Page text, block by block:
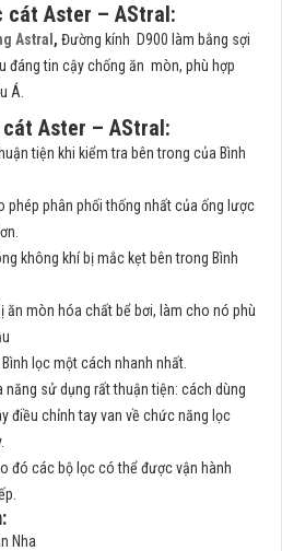
cát Aster – AStral:
Astral , Đường kính D900 làm bằng sợi
đáng tin cậy chống ăn mòn, phù hợp
Á.
Aster – AStral:
tiện khi kiểm tra bên trong của Bình
phép phân phối thống nhất của ống lược
không khí bị mắc kẹt bên trong Bình
ăn mòn hóa chất bể bơi, làm cho nó phù
lọc một cách nhanh nhất.
năng sử dụng rất thuận tiện: cách dùng
điều chỉnh tay van về chức năng lọc
đó các bộ lọc có thể được vận hành
Nha